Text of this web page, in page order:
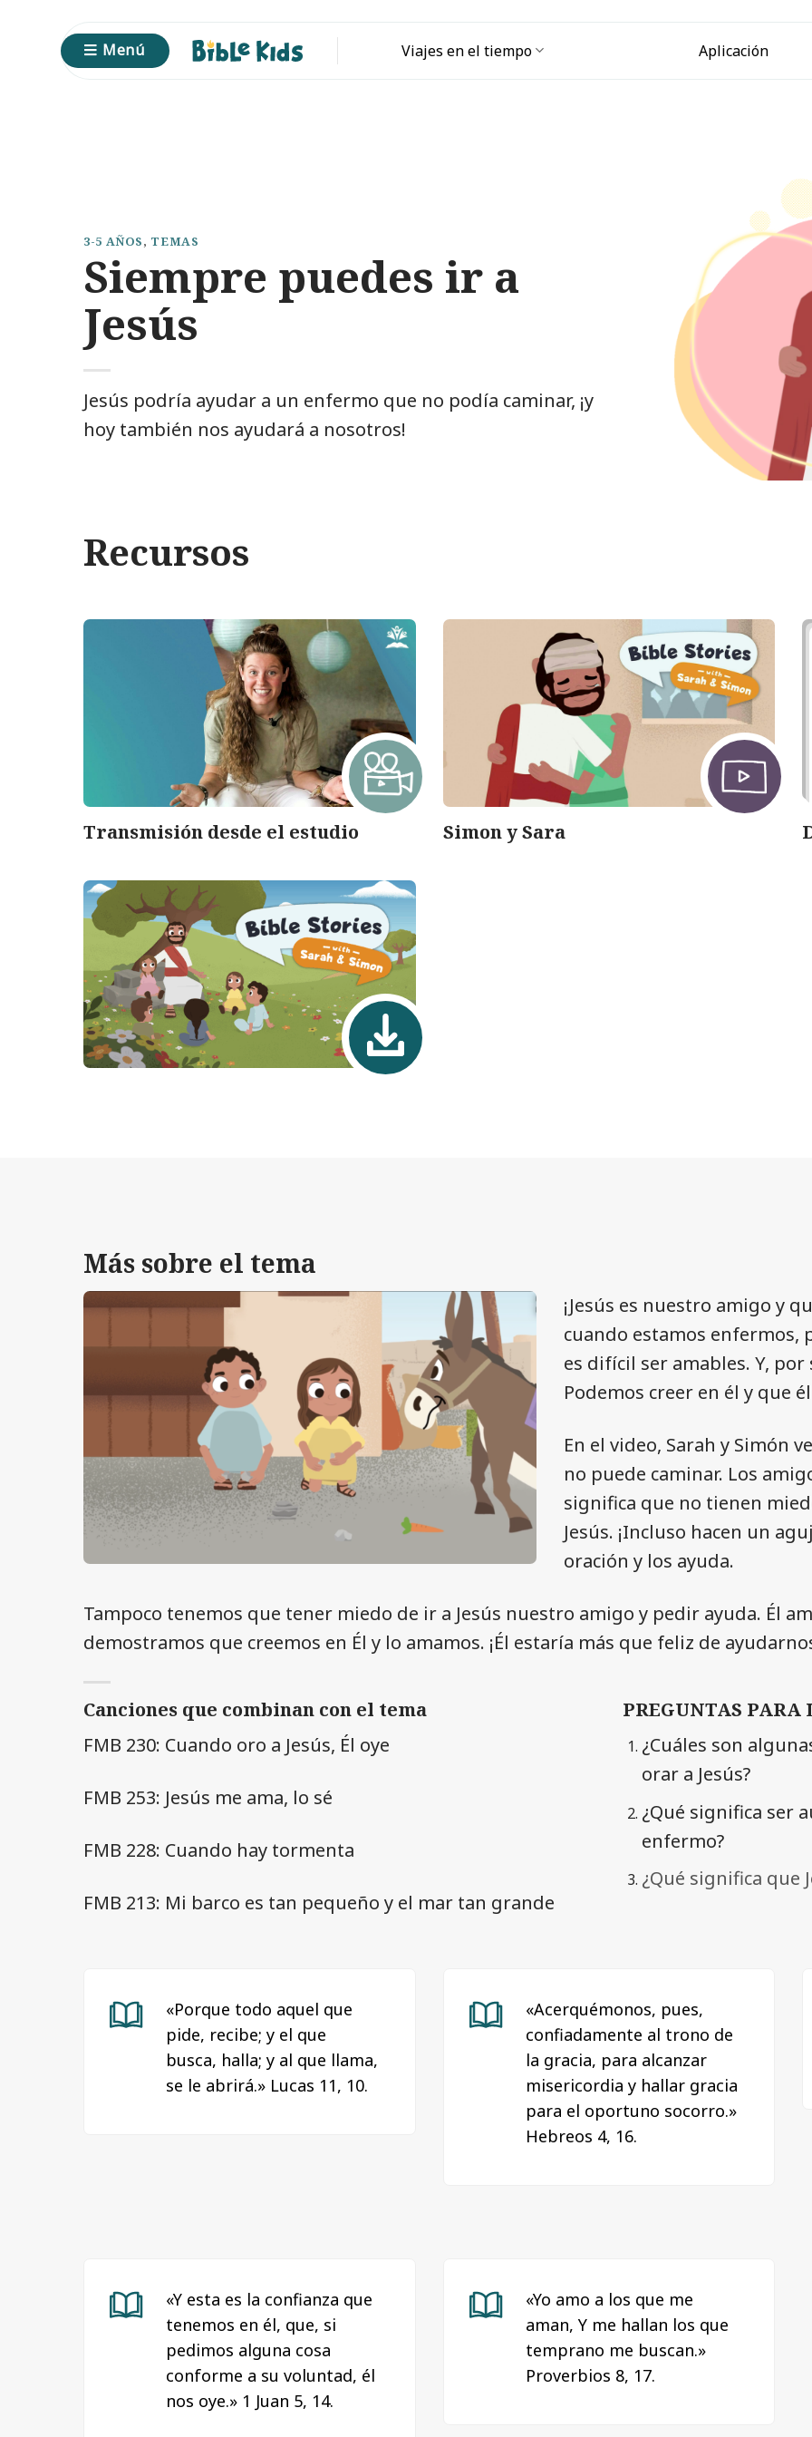
contenido
Menú Viajes en el tiempo Aplicación
3-5 AÑOS, TEMAS
Siempre puedes ir a
Jesús
Jesús podría ayudar a un enfermo que no podía caminar, ¡y
hoy también nos ayudará a nosotros!
Recursos
Transmisión desde el estudio Simon y Sara
Más sobre el tema
¡Jesús es nuestro amigo y
cuando estamos enfermos,
es difícil ser amables. Y,
Podemos creer en él y que
En el video, Sarah y Simón
no puede caminar. Los
significa que no tienen
Jesús. ¡Incluso hacen un
oración y los ayuda.
Tampoco tenemos que tener miedo de ir a Jesús nuestro amigo y pedir ayuda. Él
demostramos que creemos en Él y lo amamos. ¡Él estaría más que feliz de
Canciones que combinan con el tema
FMB 230: Cuando oro a Jesús, Él oye
FMB 253: Jesús me ama, lo sé
FMB 228: Cuando hay tormenta
FMB 213: Mi barco es tan pequeño y el mar tan grande
PREGUNTAS PARA
¿Cuáles son
orar a Jesús?
¿Qué significa ser
enfermo?
¿Qué significa que
«Porque todo aquel que
pide, recibe; y el que
busca, halla; y al que llama,
se le abrirá.» Lucas 11, 10.
«Acerquémonos, pues,
confiadamente al trono de
la gracia, para alcanzar
misericordia y hallar gracia
para el oportuno socorro.»
Hebreos 4, 16.
«Y esta es la confianza que
tenemos en él, que, si
pedimos alguna cosa
conforme a su voluntad, él
nos oye.» 1 Juan 5, 14.
«Yo amo a los que me
aman, Y me hallan los que
temprano me buscan.»
Proverbios 8, 17.